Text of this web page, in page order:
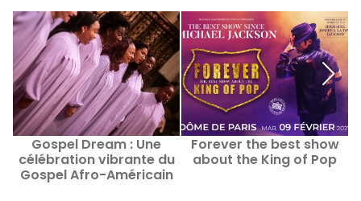
Gospel Dream : Une
célébration vibrante du
Gospel Afro-Américain
Forever the best show
about the King of Pop